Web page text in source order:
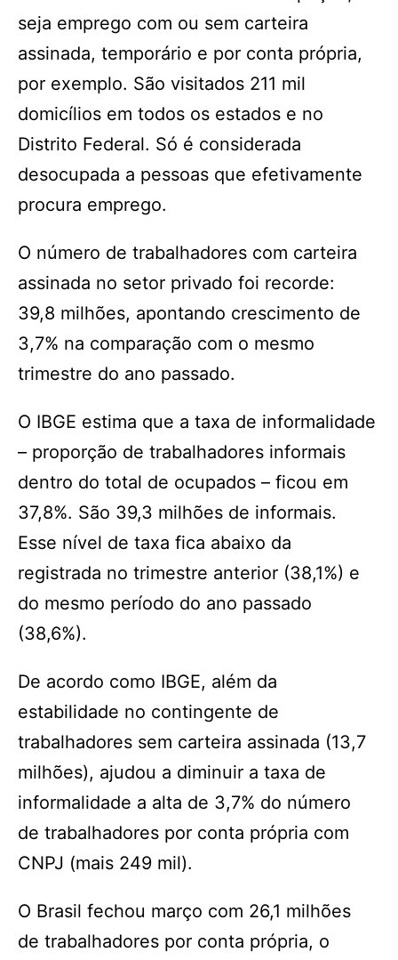
seja emprego com ou sem carteira
assinada, temporário e por conta própria,
por exemplo. São visitados 211 mil
domicílios em todos os estados e no
Distrito Federal. Só é considerada
desocupada a pessoas que efetivamente
procura emprego.
O número de trabalhadores com carteira
assinada no setor privado foi recorde:
39,8 milhões, apontando crescimento de
3,7% na comparação com o mesmo
trimestre do ano passado.
O IBGE estima que a taxa de informalidade
– proporção de trabalhadores informais
dentro do total de ocupados – ficou em
37,8%. São 39,3 milhões de informais.
Esse nível de taxa fica abaixo da
registrada no trimestre anterior (38,1%) e
do mesmo período do ano passado
(38,6%).
De acordo como IBGE, além da
estabilidade no contingente de
trabalhadores sem carteira assinada (13,7
milhões), ajudou a diminuir a taxa de
informalidade a alta de 3,7% do número
de trabalhadores por conta própria com
CNPJ (mais 249 mil).
O Brasil fechou março com 26,1 milhões
de trabalhadores por conta própria, o